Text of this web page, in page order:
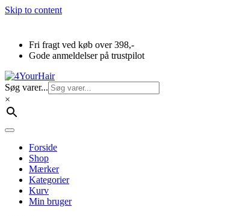
Skip to content
Fri fragt ved køb over 398,-
Gode anmeldelser på trustpilot
Søg varer...
×
Forside
Shop
Mærker
Kategorier
Kurv
Min bruger